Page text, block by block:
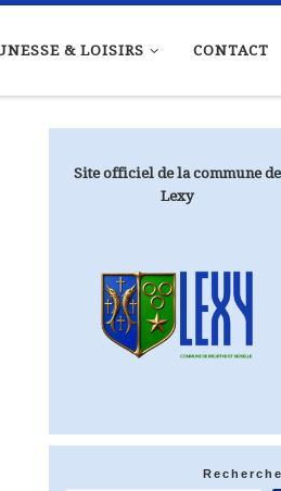
& LOISIRS CONTACT
Site officiel de la commune de
Lexy